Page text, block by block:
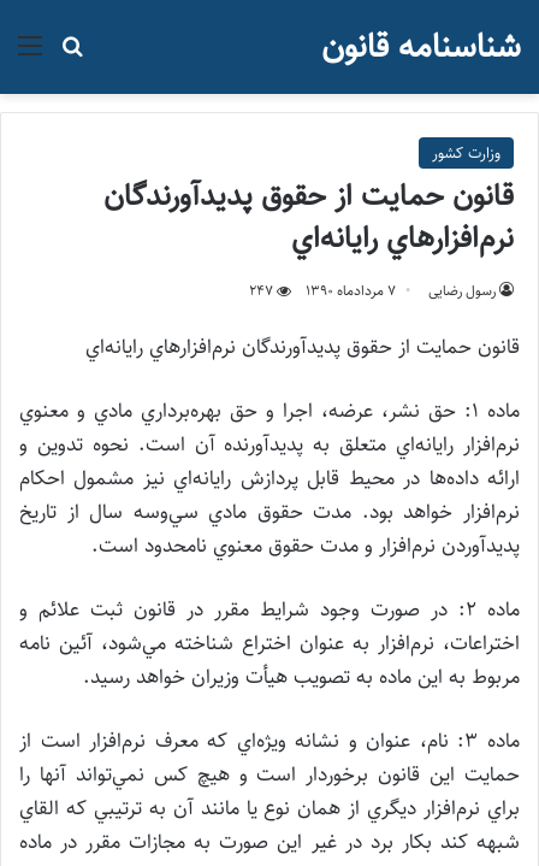
جستجو شناسنامه قانون
وزارت کشور
قانون حمايت از حقوق پديدآورندگان
نرم‌افزارهاي رايانه‌اي
رسول رضایی ۷ مرداد‌ماه ۱۳۹۰ 247
قانون حمايت از حقوق پديدآورندگان نرم‌افزارهاي رايانه‌اي
ماده ۱: حق نشر، عرضه، اجرا و حق بهره‌برداري مادي و معنوي
نرم‌افزار رايانه‌اي متعلق به پديدآورنده آن است. نحوه تدوين و
ارائه داده‌ها در محيط قابل پردازش رايانه‌اي نيز مشمول احكام
نرم‌افزار خواهد بود. مدت حقوق مادي سي‌وسه سال از تاريخ
پديدآوردن نرم‌‌افزار و مدت حقوق معنوي نامحدود است.
ماده ۲: در صورت وجود شرايط مقرر در قانون ثبت علائم و
اختراعات، نرم‌افزار به عنوان اختراع شناخته مي‌شود، ‌آئين نامه
مربوط به اين ماده به تصويب هيأت وزيران خواهد رسيد.
ماده ۳: نام، عنوان و نشانه ويژه‌اي كه معرف نرم‌افزار است از
حمايت اين قانون برخوردار است و هيچ كس نمي‌تواند آنها را
براي نرم‌افزار ديگري از همان نوع يا مانند آن به ترتيبي كه القاي
شبهه كند بكار برد در غير اين صورت به مجازات مقرر در ماده